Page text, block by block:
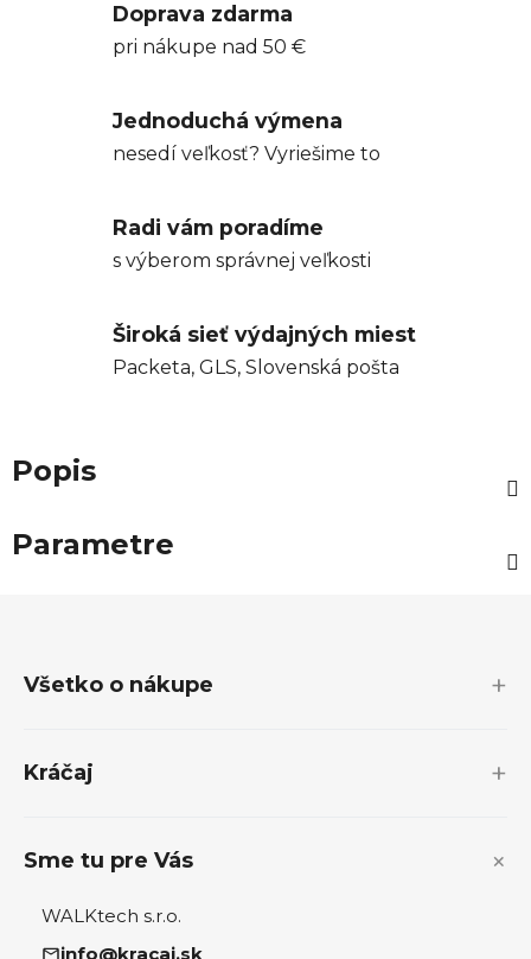
Doprava zdarma
pri nákupe nad 50 €
Jednoduchá výmena
nesedí veľkosť? Vyriešime to
Radi vám poradíme
s výberom správnej veľkosti
Široká sieť výdajných miest
Packeta, GLS, Slovenská pošta
Popis
Parametre
Všetko o nákupe
Kráčaj
Sme tu pre Vás
WALKtech s.r.o.
info@kracaj.sk